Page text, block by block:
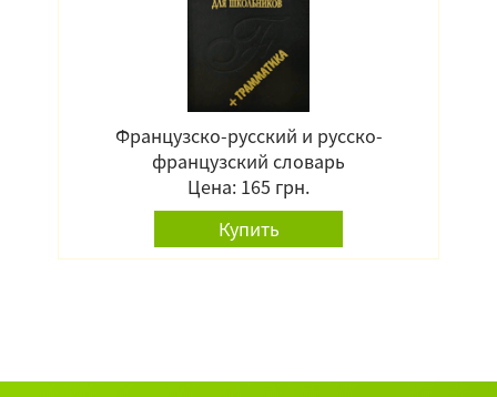
Французско-русский и русско-
французский словарь
Цена: 165 грн.
Купить